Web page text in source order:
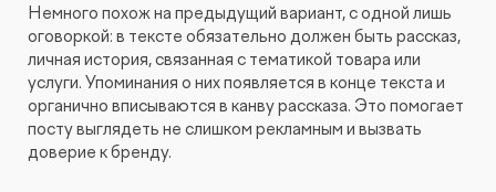
Немного похож на предыдущий вариант, с одной лишь
оговоркой: в тексте обязательно должен быть рассказ,
личная история, связанная с тематикой товара или
услуги. Упоминания о них появляется в конце текста и
органично вписываются в канву рассказа. Это помогает
посту выглядеть не слишком рекламным и вызвать
доверие к бренду.